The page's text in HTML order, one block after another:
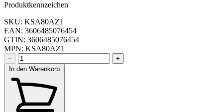
Produktkennzeichen
SKU: KSA80AZ1
EAN: 3606485076454
GTIN: 3606485076454
MPN: KSA80AZ1
−
+
In den Warenkorb